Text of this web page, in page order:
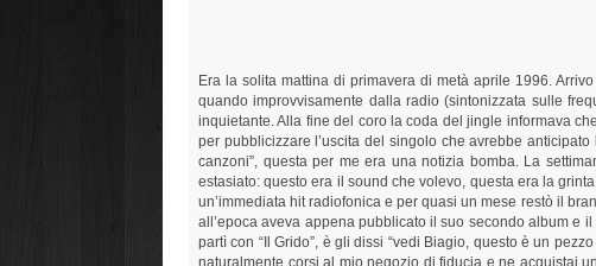
Era la solita mattina di primavera di metà aprile 1996.
quando improvvisamente dalla radio (sintonizzata sulle
inquietante. Alla fine del coro la coda del jingle informava
per pubblicizzare l’uscita del singolo che avrebbe
canzoni”, questa per me era una notizia bomba. La
estasiato: questo era il sound che volevo, questa era la
un’immediata hit radiofonica e per quasi un mese restò il
all’epoca aveva appena pubblicato il suo secondo album e
partì con “Il Grido”, è gli dissi “vedi Biagio, questo è un
naturalmente corsi al mio negozio di fiducia e ne acquistai